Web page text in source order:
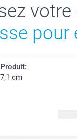
votre
pour
7,1 cm